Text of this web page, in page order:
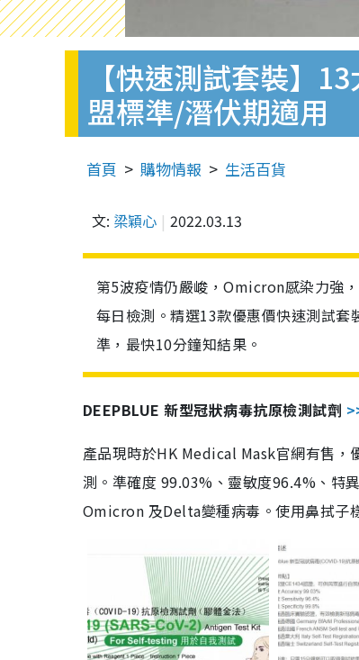
【快速測試套裝】
盟標準/潛伏期適用
首頁 購物情報 生活百貨
文: 梁穎心 2022.03.13
第5波疫情仍嚴峻，Omicron感染力強
每日檢測。精選13款優惠價快速測試
準，最快10分鐘知結果。
DEEPBLUE 新型冠狀病毒抗原檢測試劑
產品現時於HK Medical Mask官網有售，
測。準確度 99.03%、靈敏度96.4%、特
Omicron 及Delta變種病毒。使用鼻拭子